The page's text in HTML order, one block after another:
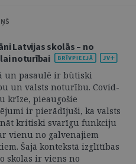
Latvijas skolās – no
noturībai
un pasaulē ir būtiski
un valsts noturību. Covid-
krīze, pieaugošie
ir pierādījuši, ka valsts
kritiski svarīgu funkciju
vienu no galvenajiem
Šajā kontekstā izglītības
skolas ir viens no